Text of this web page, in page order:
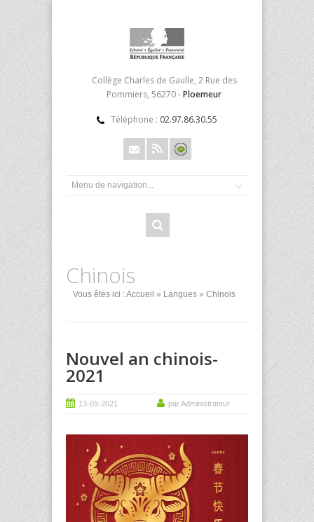
Collège Charles de Gaulle, 2 Rue des
Pommiers, 56270 -Ploemeur
Téléphone : 02.97.86.30.55
Chinois
Vous êtes ici :Accueil » Langues » Chinois
Nouvel an chinois-
2021
13-09-2021 par Administrateur